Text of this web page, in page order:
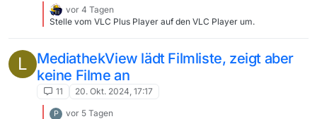
vor 4 Tagen
Stelle vom VLC Plus Player auf den VLC Player um.
L
MediathekView lädt Filmliste, zeigt aber
keine Filme an
11 20. Okt. 2024, 17:17
P
vor 5 Tagen